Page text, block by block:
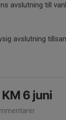
avslutning till
avslutning
6 juni